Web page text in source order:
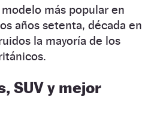
más popular en
años setenta, década en
la mayoría de los
SUV y mejor